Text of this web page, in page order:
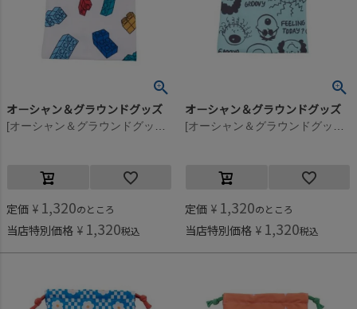
オーシャン＆グラウンドグッズ
定価 ¥ 1,320のところ
当店特別価格 ¥ 1,320税込
オーシャン＆グラウンドグッズ
定価 ¥ 1,320のところ
当店特別価格 ¥ 1,320税込